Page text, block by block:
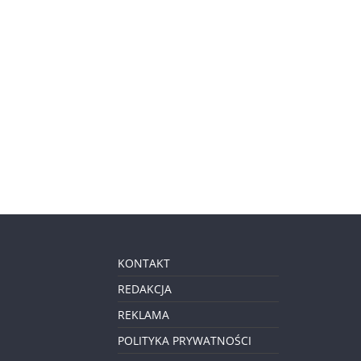
KONTAKT
REDAKCJA
REKLAMA
POLITYKA PRYWATNOŚCI